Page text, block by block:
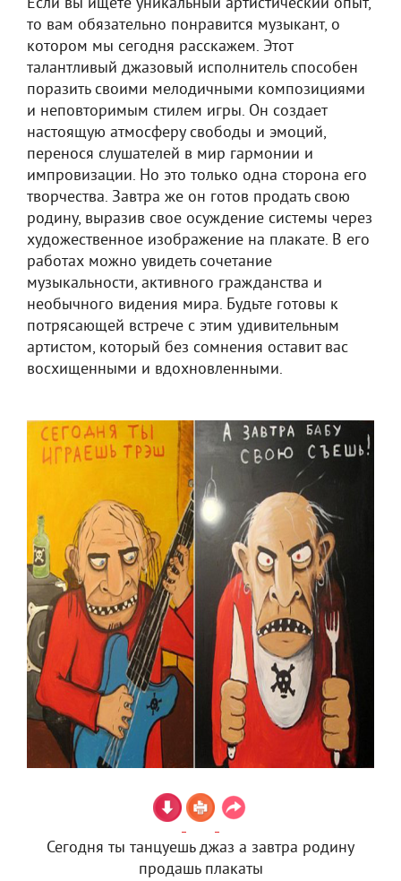
то вам обязательно понравится музыкант, о
котором мы сегодня расскажем. Этот
талантливый джазовый исполнитель способен
поразить своими мелодичными композициями
и неповторимым стилем игры. Он создает
настоящую атмосферу свободы и эмоций,
перенося слушателей в мир гармонии и
импровизации. Но это только одна сторона его
творчества. Завтра же он готов продать свою
родину, выразив свое осуждение системы через
художественное изображение на плакате. В его
работах можно увидеть сочетание
музыкальности, активного гражданства и
необычного видения мира. Будьте готовы к
потрясающей встрече с этим удивительным
артистом, который без сомнения оставит вас
восхищенными и вдохновленными.
Сегодня ты танцуешь джаз а завтра родину
продашь плакаты